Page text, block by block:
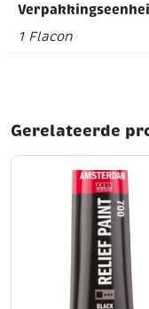
1 Flacon
Gerelateerde